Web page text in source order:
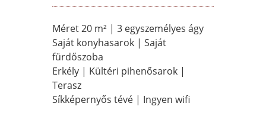
Méret 20 m² | 3 egyszemélyes ágy
Saját konyhasarok | Saját
fürdőszoba
Erkély | Kültéri pihenősarok |
Terasz
Síkképernyős tévé | Ingyen wifi